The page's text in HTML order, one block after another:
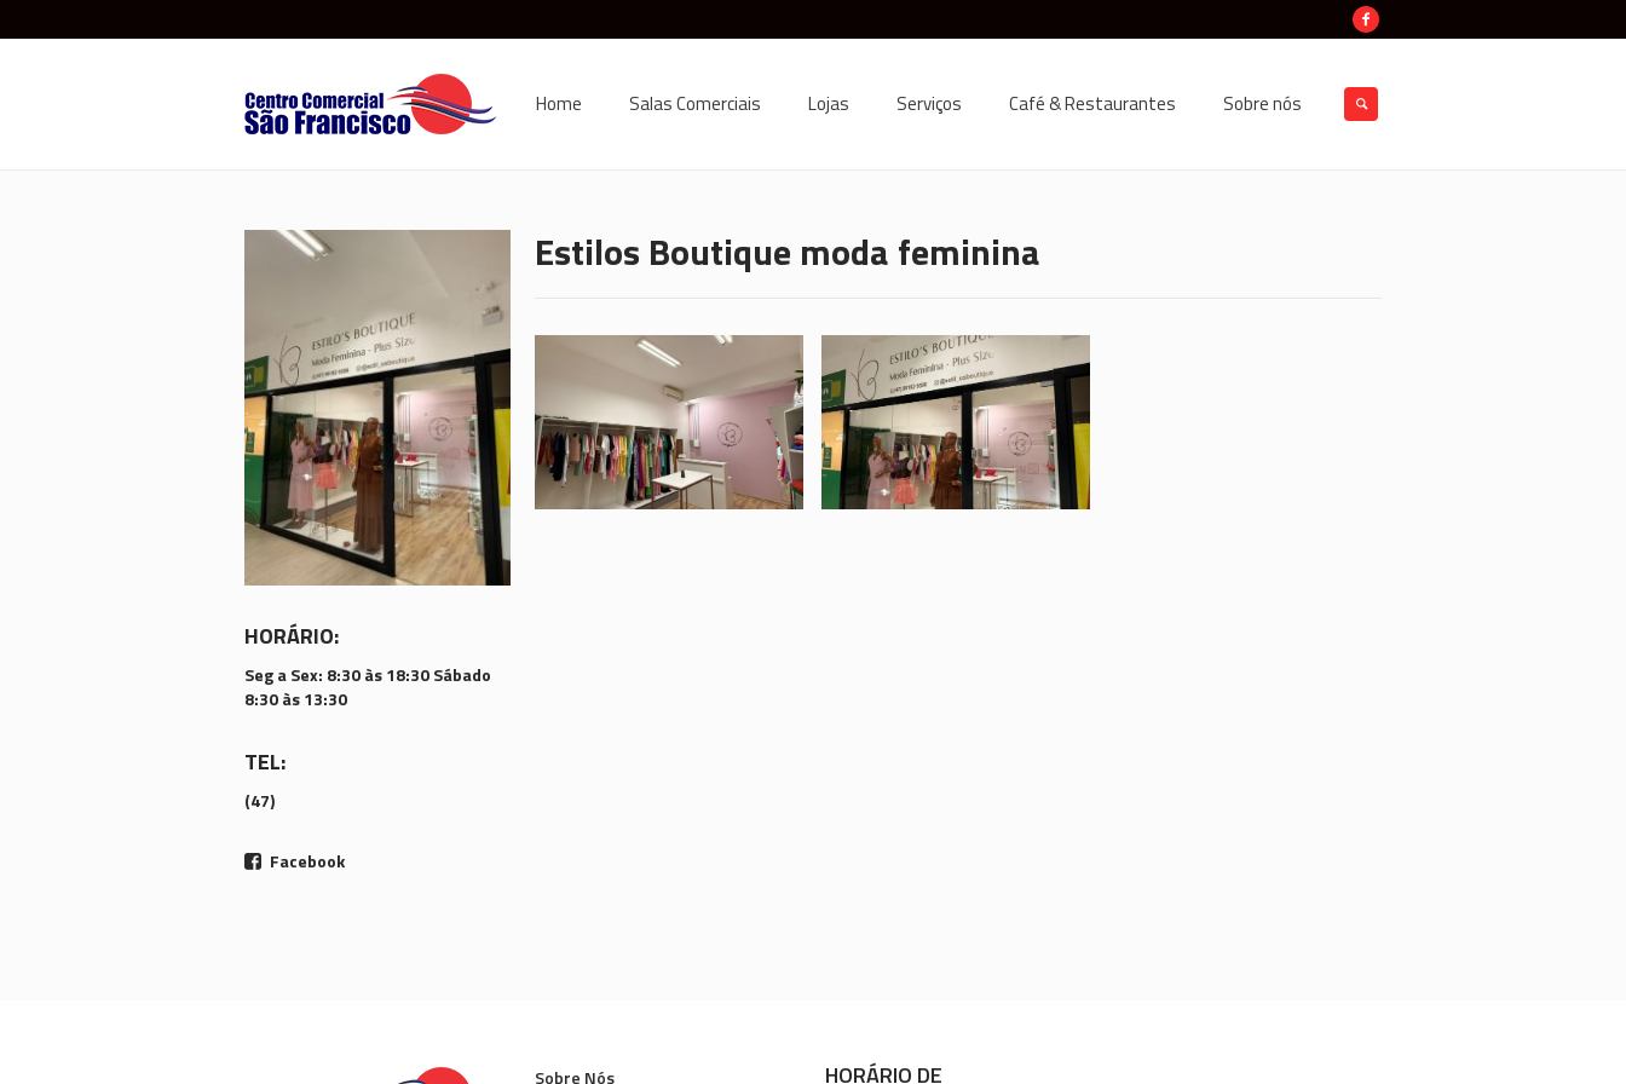
Home Salas Comerciais Lojas Serviços Café & Restaurantes Sobre nós
HORÁRIO:
Seg a Sex: 8:30 às 18:30 Sábado
8:30 às 13:30
TEL:
(47)
Facebook
Estilos Boutique moda feminina
Sobre Nós HORÁRIO DE